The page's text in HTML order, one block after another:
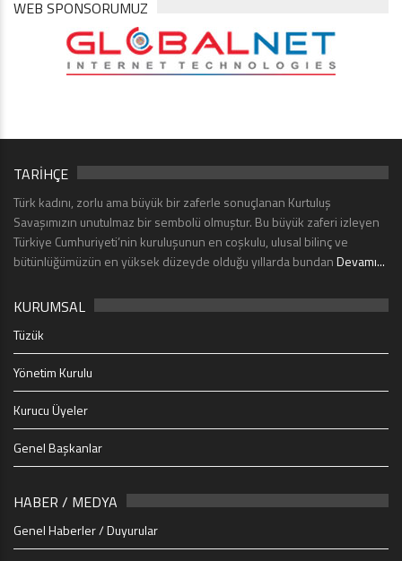
WEB SPONSORUMUZ
TARİHÇE
Türk kadını, zorlu ama büyük bir zaferle sonuçlanan Kurtuluş
Savaşımızın unutulmaz bir sembolü olmuştur. Bu büyük zaferi izleyen
Türkiye Cumhuriyeti’nin kuruluşunun en coşkulu, ulusal bilinç ve
bütünlüğümüzün en yüksek düzeyde olduğu yıllarda bundanDevamı...
KURUMSAL
Tüzük
Yönetim Kurulu
Kurucu Üyeler
Genel Başkanlar
HABER / MEDYA
Genel Haberler / Duyurular